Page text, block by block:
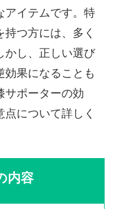
コラム
こちら
560
アイテムです。特
つ方には、多く
かし、正しい選び
効果になることも
サポーターの効
について詳しく
内容